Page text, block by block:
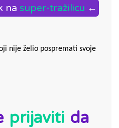
na super-tražilicu ←
nije želio pospremati svoje
prijaviti da